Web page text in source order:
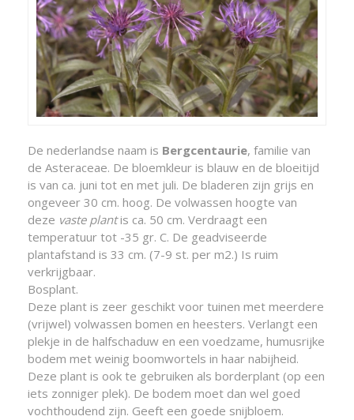
De nederlandse naam is Bergcentaurie, familie van
de Asteraceae. De bloemkleur is blauw en de bloeitijd
is van ca. juni tot en met juli. De bladeren zijn grijs en
ongeveer 30 cm. hoog. De volwassen hoogte van
deze vaste plantis ca. 50 cm. Verdraagt een
temperatuur tot -35 gr. C. De geadviseerde
plantafstand is 33 cm. (7-9 st. per m2.) Is ruim
verkrijgbaar.
Bosplant.
Deze plant is zeer geschikt voor tuinen met meerdere
(vrijwel) volwassen bomen en heesters. Verlangt een
plekje in de halfschaduw en een voedzame, humusrijke
bodem met weinig boomwortels in haar nabijheid.
Deze plant is ook te gebruiken als borderplant (op een
iets zonniger plek). De bodem moet dan wel goed
vochthoudend zijn. Geeft een goede snijbloem.